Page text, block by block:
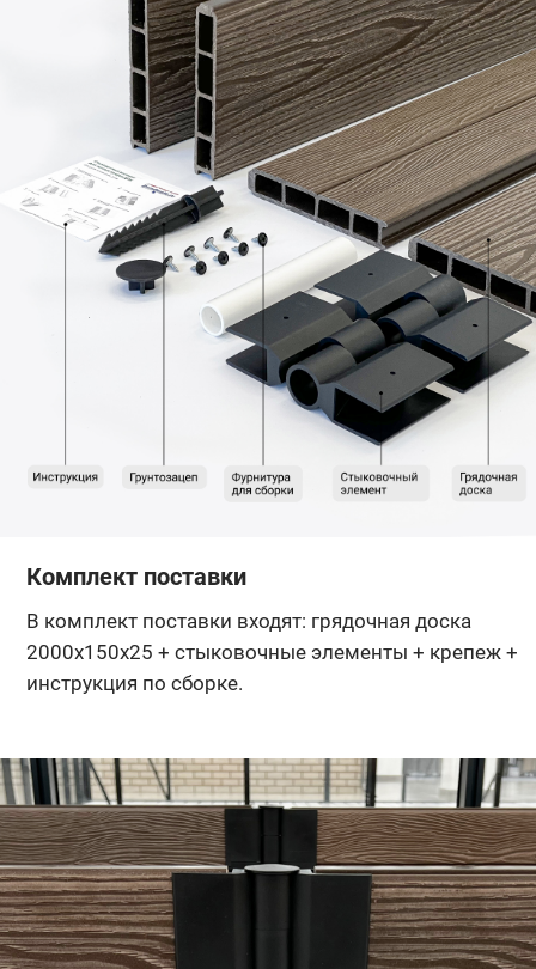
Комплект поставки
В комплект поставки входят: грядочная доска
2000х150х25 + стыковочные элементы + крепеж +
инструкция по сборке.